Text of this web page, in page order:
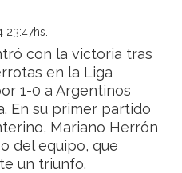
con la victoria tras
en la Liga
1-0 a Argentinos
En su primer partido
Mariano Herrón
del equipo, que
un triunfo.